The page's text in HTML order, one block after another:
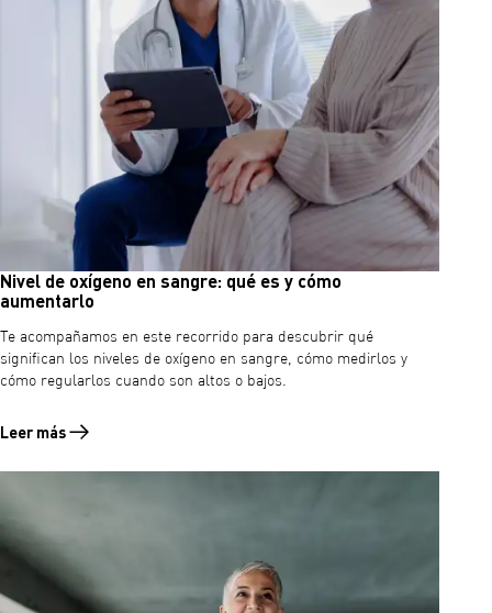
Nivel de oxígeno en sangre: qué es y cómo
aumentarlo
Te acompañamos en este recorrido para descubrir qué
significan los niveles de oxígeno en sangre, cómo medirlos y
cómo regularlos cuando son altos o bajos.
Leer más
Leer más sobre Nivel de oxígeno en sangre: qué es y cómo